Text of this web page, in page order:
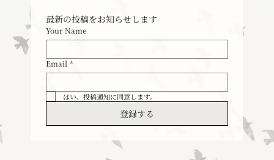
最新の投稿をお知らせします
Your Name
Email *
はい、投稿通知に同意します。
登録する